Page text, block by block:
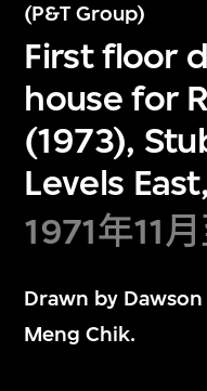
(P&T Group)
First floor
house for
(1973),
Levels
1971年11
Drawn by
Meng Chik.